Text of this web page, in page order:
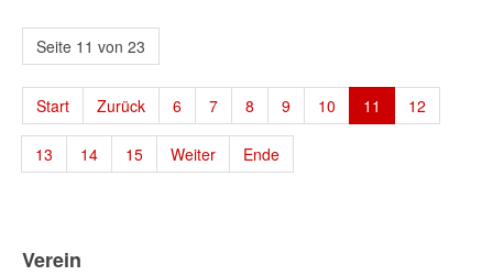
Seite 11 von 23
Start Zurück 6 7 8 9 10 11 12
13 14 15 Weiter Ende
Verein